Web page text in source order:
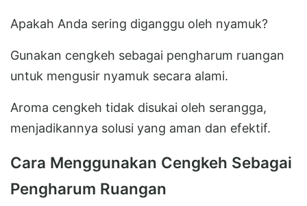
Apakah Anda sering diganggu oleh nyamuk?
Gunakan cengkeh sebagai pengharum ruangan
untuk mengusir nyamuk secara alami.
Aroma cengkeh tidak disukai oleh serangga,
menjadikannya solusi yang aman dan efektif.
Cara Menggunakan Cengkeh Sebagai
Pengharum Ruangan